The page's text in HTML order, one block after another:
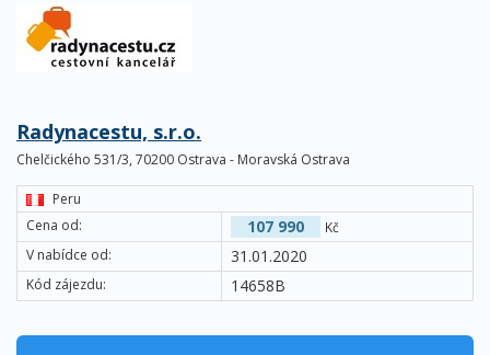
Radynacestu, s.r.o.
Chelčického 531/3, 70200 Ostrava - Moravská Ostrava
Peru
Cena od:
107 990 Kč
V nabídce od: 31.01.2020
Kód zájezdu: 14658B